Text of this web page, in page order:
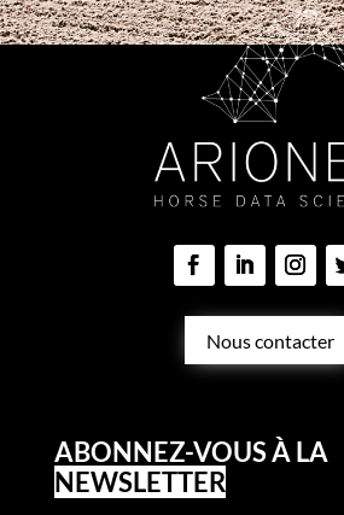
Nous contacter
ABONNEZ-VOUS À LA
NEWSLETTER